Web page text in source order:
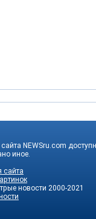
NEWSru.com
иное.
сайта
новости 2000-2021